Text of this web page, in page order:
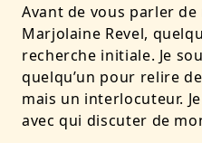
Avant de vous parler
Marjolaine Revel,
recherche initiale. Je
quelqu’un pour relire
mais un interlocuteur.
avec qui discuter de